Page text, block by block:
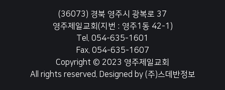
(36073) 경북 영주시 광복로 37
영주제일교회(지번 : 영주1동 42-1)
Tel. 054-635-1601
Fax. 054-635-1607
Copyright © 2023 영주제일교회
All rights reserved. Designed by (주)스데반정보